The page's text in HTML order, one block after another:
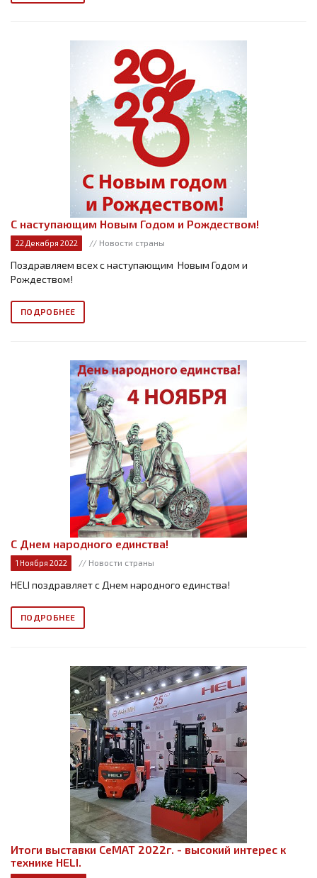
С наступающим Новым Годом и Рождеством!
22 Декабря 2022 // Новости страны
Поздравляем всех с наступающим Новым Годом и
Рождеством!
ПОДРОБНЕЕ
С Днем народного единства!
1 Ноября 2022 // Новости страны
HELI поздравляет с Днем народного единства!
ПОДРОБНЕЕ
Итоги выставки СеМАТ 2022г. - высокий интерес к
технике HELI.